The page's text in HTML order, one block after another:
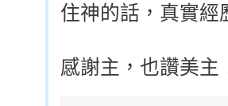
住神的話，真實經
感謝主，也讚美主